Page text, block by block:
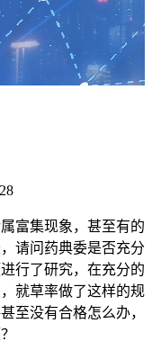
富集现象，甚至有的
请问药典委是否充分
行了研究，在充分的
就草率做了这样的规
至没有合格怎么办，